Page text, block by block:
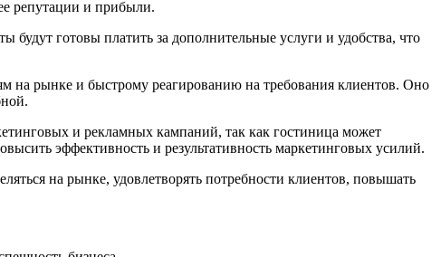
репутации и прибыли.
готовы платить за дополнительные услуги и удобства, что
на рынке и быстрому реагированию на требования клиентов. Оно
и рекламных кампаний, так как гостиница может
эффективность и результативность маркетинговых усилий.
на рынке, удовлетворять потребности клиентов, повышать